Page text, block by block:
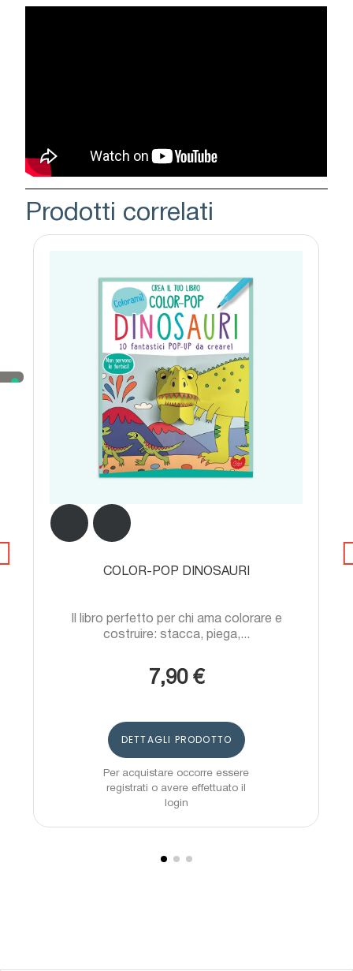
Prodotti correlati
COLOR-POP DINOSAURI
Il libro perfetto per chi ama colorare e
costruire: stacca, piega,...
7,90 €
DETTAGLI PRODOTTO
Per acquistare occorre essere
registrati o avere effettuato il
login